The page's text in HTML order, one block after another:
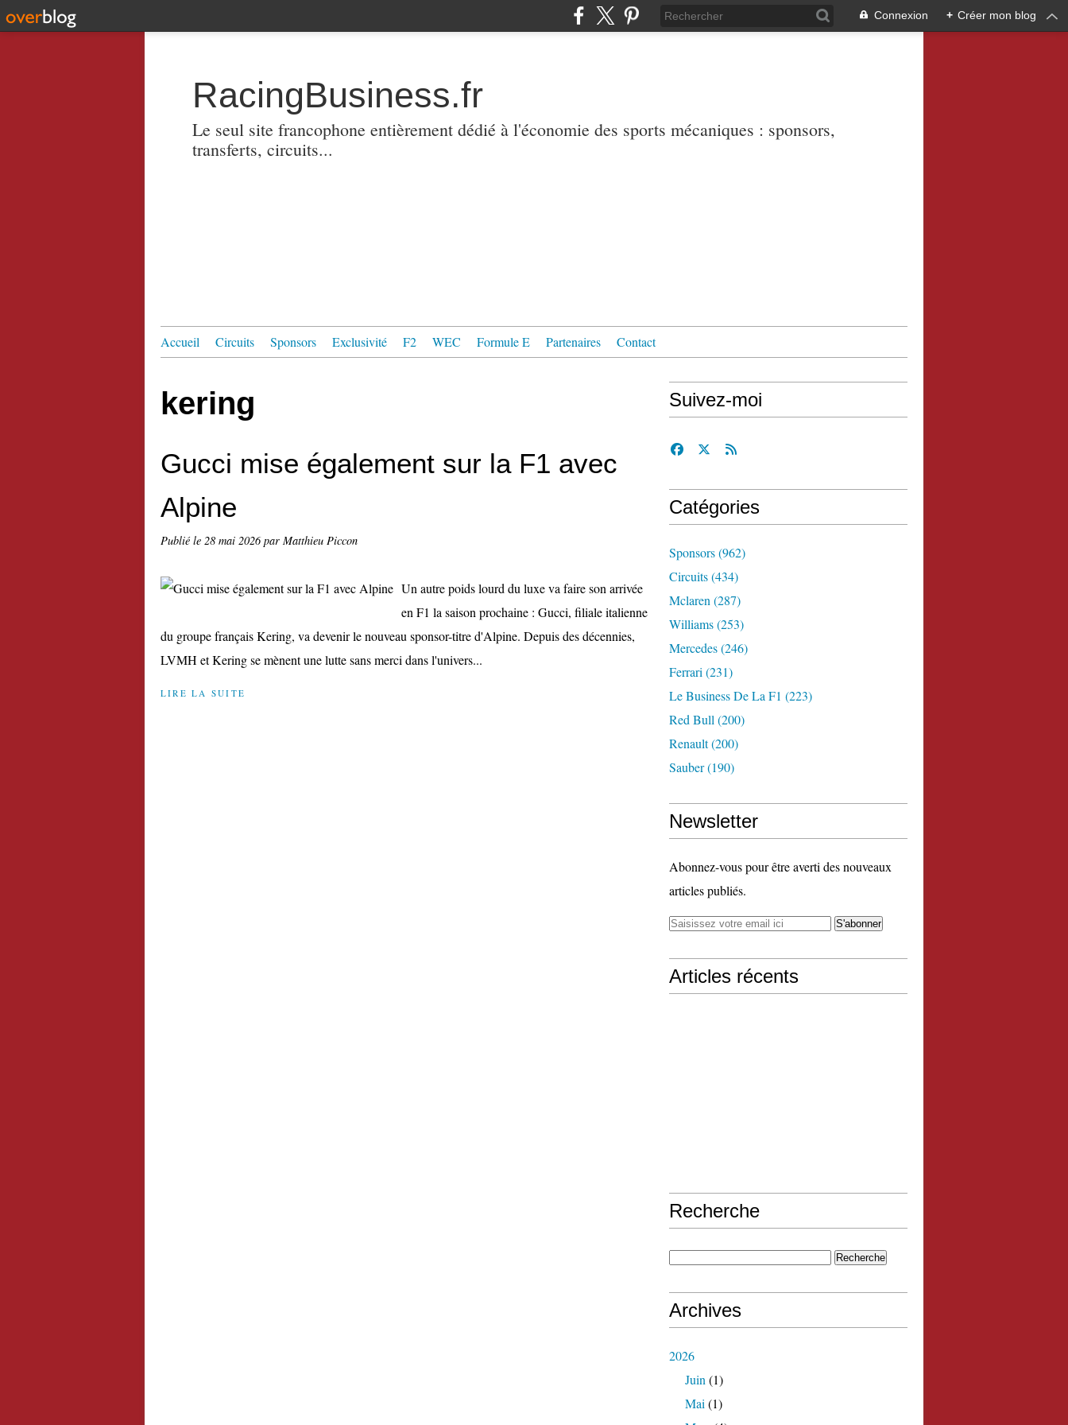
Connexion + Créer mon blog
RacingBusiness.fr
Le seul site francophone entièrement dédié à l'économie des sports mécaniques : sponsors,
transferts, circuits...
Accueil Circuits Sponsors Exclusivité F2 WEC Formule E Partenaires Contact
kering
Gucci mise également sur la F1 avec
Alpine
Publié le 28 mai 2026par Matthieu Piccon
Un autre poids lourd du luxe va faire son arrivée
en F1 la saison prochaine : Gucci, filiale italienne
du groupe français Kering, va devenir le nouveau sponsor-titre d'Alpine. Depuis des décennies,
LVMH et Kering se mènent une lutte sans merci dans l'univers...
LIRE LA SUITE
Suivez-moi
Catégories
Sponsors(962)
Circuits(434)
Mclaren (287)
Williams(253)
Mercedes(246)
Ferrari (231)
Le Business De La F1 (223)
Red Bull (200)
Renault(200)
Sauber(190)
Newsletter
Abonnez-vous pour être averti des nouveaux
articles publiés.
Articles récents
Recherche
Archives
2026
Juin (1)
Mai (1)